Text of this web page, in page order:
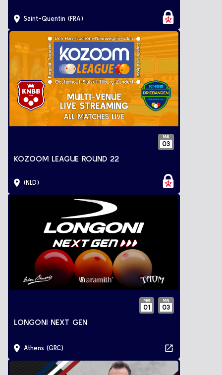
Saint-Quentin (FRA)
MAI
03
KOZOOM LEAGUE ROUND 22
(NLD)
MAI
01
MAI
03
LONGONI NEXT GEN
Athens (GRC)